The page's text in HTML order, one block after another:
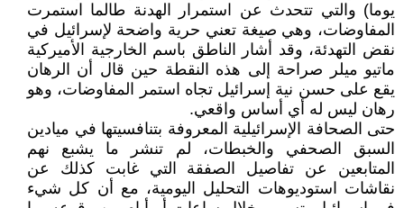
يوما) والتي تتحدث عن استمرار الهدنة طالما استمرت
المفاوضات، وهي صيغة تعني حرية واضحة لإسرائيل في
نقض التهدئة، وقد أشار الناطق باسم الخارجية الأميركية
ماتيو ميلر صراحة إلى هذه النقطة حين قال أن الرهان
يقع على حسن نية إسرائيل تجاه استمر المفاوضات، وهو
رهان ليس له أي أساس واقعي.
حتى الصحافة الإسرائيلية المعروفة بتنافسيتها في ميادين
السبق الصحفي والخبطات، لم تنشر ما يشبع نهم
المتابعين عن تفاصيل الصفقة التي غابت كذلك عن
نقاشات استوديوهات التحليل اليومية، مع أن كل شيء